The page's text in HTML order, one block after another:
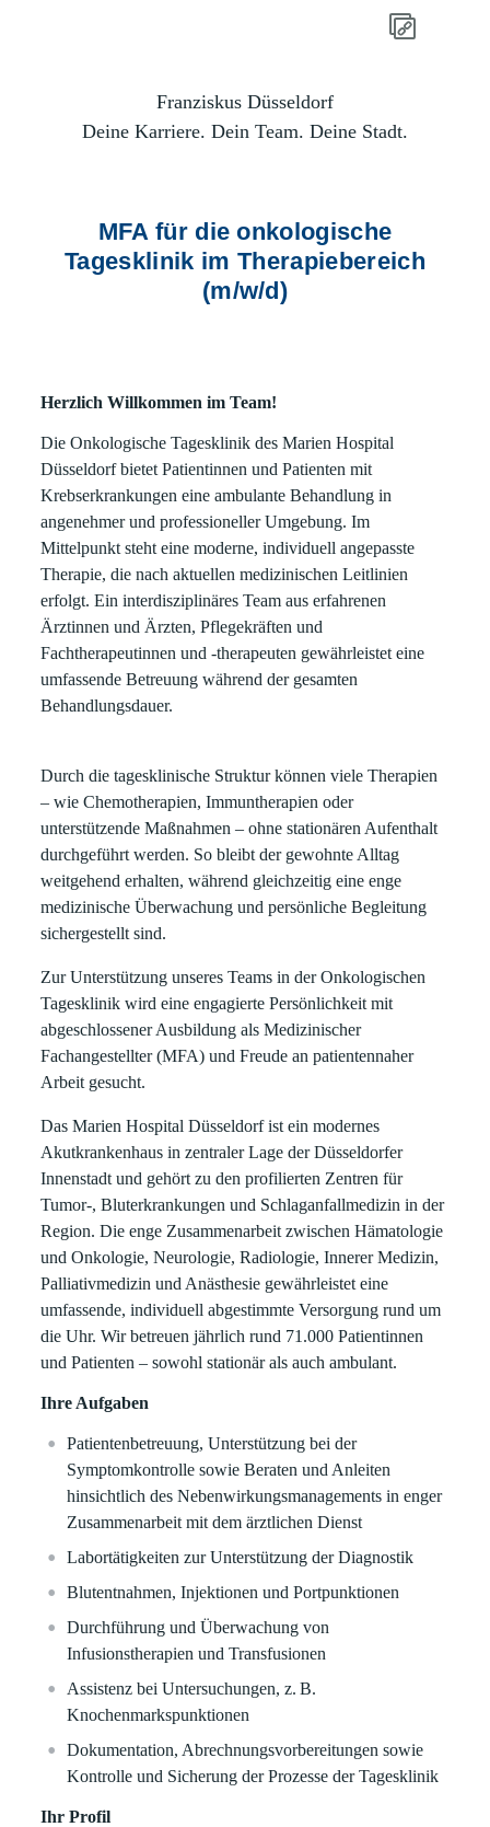
Franziskus Düsseldorf
Deine Karriere. Dein Team. Deine Stadt.
MFA für die onkologische
Tagesklinik im Therapiebereich
(m/w/d)
Herzlich Willkommen im Team!
Die Onkologische Tagesklinik des Marien Hospital
Düsseldorf bietet Patientinnen und Patienten mit
Krebserkrankungen eine ambulante Behandlung in
angenehmer und professioneller Umgebung. Im
Mittelpunkt steht eine moderne, individuell angepasste
Therapie, die nach aktuellen medizinischen Leitlinien
erfolgt. Ein interdisziplinäres Team aus erfahrenen
Ärztinnen und Ärzten, Pflegekräften und
Fachtherapeutinnen und -therapeuten gewährleistet eine
umfassende Betreuung während der gesamten
Behandlungsdauer.
Durch die tagesklinische Struktur können viele Therapien
– wie Chemotherapien, Immuntherapien oder
unterstützende Maßnahmen – ohne stationären Aufenthalt
durchgeführt werden. So bleibt der gewohnte Alltag
weitgehend erhalten, während gleichzeitig eine enge
medizinische Überwachung und persönliche Begleitung
sichergestellt sind.
Zur Unterstützung unseres Teams in der Onkologischen
Tagesklinik wird eine engagierte Persönlichkeit mit
abgeschlossener Ausbildung als Medizinischer
Fachangestellter (MFA) und Freude an patientennaher
Arbeit gesucht.
Das Marien Hospital Düsseldorf ist ein modernes
Akutkrankenhaus in zentraler Lage der Düsseldorfer
Innenstadt und gehört zu den profilierten Zentren für
Tumor‑, Bluterkrankungen und Schlaganfallmedizin in der
Region. Die enge Zusammenarbeit zwischen Hämatologie
und Onkologie, Neurologie, Radiologie, Innerer Medizin,
Palliativmedizin und Anästhesie gewährleistet eine
umfassende, individuell abgestimmte Versorgung rund um
die Uhr. Wir betreuen jährlich rund 71.000 Patientinnen
und Patienten – sowohl stationär als auch ambulant.
Ihre Aufgaben
Patientenbetreuung, Unterstützung bei der
Symptomkontrolle sowie Beraten und Anleiten
hinsichtlich des Nebenwirkungsmanagements in enger
Zusammenarbeit mit dem ärztlichen Dienst
Labortätigkeiten zur Unterstützung der Diagnostik
Blutentnahmen, Injektionen und Portpunktionen
Durchführung und Überwachung von
Infusionstherapien und Transfusionen
Assistenz bei Untersuchungen, z. B.
Knochenmarkspunktionen
Dokumentation, Abrechnungsvorbereitungen sowie
Kontrolle und Sicherung der Prozesse der Tagesklinik
Ihr Profil